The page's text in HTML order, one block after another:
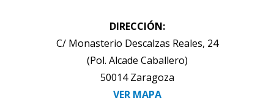
DIRECCIÓN:
C/ Monasterio Descalzas Reales, 24
(Pol. Alcade Caballero)
50014 Zaragoza
VER MAPA